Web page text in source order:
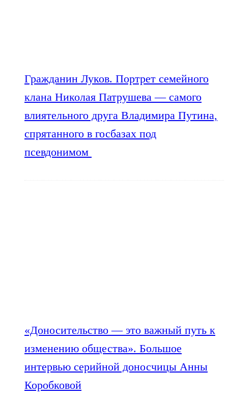
Гражданин Луков. Портрет семейного
клана Николая Патрушева — самого
влиятельного друга Владимира Путина,
спрятанного в госбазах под
псевдонимом
«Доносительство — это важный путь к
изменению общества». Большое
интервью серийной доносчицы Анны
Коробковой